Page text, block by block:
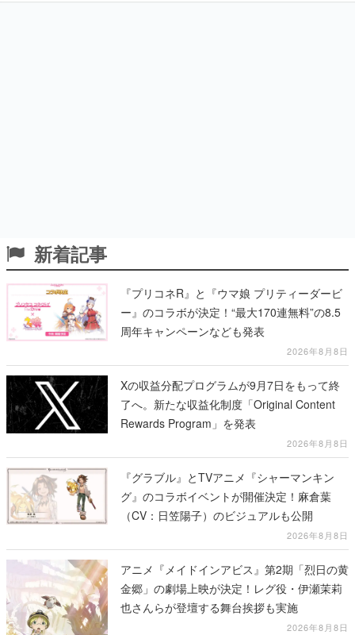
新着記事
『プリコネR』と『ウマ娘 プリティーダービ
ー』のコラボが決定！“最大170連無料”の8.5
周年キャンペーンなども発表
2026年8月8日
Xの収益分配プログラムが9月7日をもって終
了へ。新たな収益化制度「Original Content
Rewards Program」を発表
2026年8月8日
『グラブル』とTVアニメ『シャーマンキン
グ』のコラボイベントが開催決定！麻倉葉
（CV：日笠陽子）のビジュアルも公開
2026年8月8日
アニメ『メイドインアビス』第2期「烈日の黄
金郷」の劇場上映が決定！レグ役・伊瀬茉莉
也さんらが登壇する舞台挨拶も実施
2026年8月8日